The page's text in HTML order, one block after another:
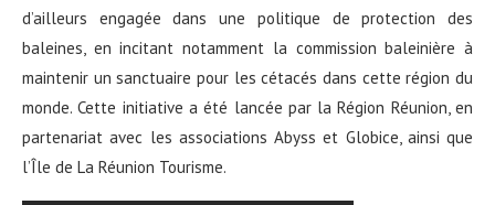
d’ailleurs engagée dans une politique de protection des
baleines, en incitant notamment la commission baleinière à
maintenir un sanctuaire pour les cétacés dans cette région du
monde. Cette initiative a été lancée par la Région Réunion, en
partenariat avec les associations Abyss et Globice, ainsi que
l’Île de La Réunion Tourisme.